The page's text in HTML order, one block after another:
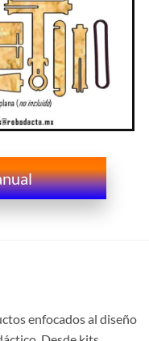
enfocados al diseño